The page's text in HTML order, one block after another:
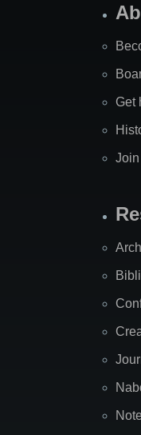
Get